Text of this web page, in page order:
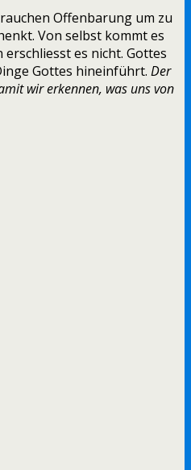
Offenbarung um zu
Von selbst kommt es
es nicht. Gottes
Gottes hineinführt. Der
wir erkennen, was uns von